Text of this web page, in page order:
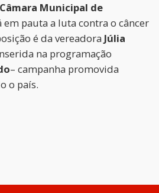
Câmara Municipal de
pauta a luta contra o câncer
é da vereadora Júlia
na programação
– campanha promovida
o país.